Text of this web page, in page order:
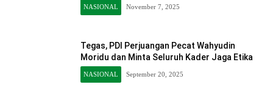
NASIONAL November 7, 2025
Tegas, PDI Perjuangan Pecat Wahyudin
Moridu dan Minta Seluruh Kader Jaga Etika
NASIONAL September 20, 2025